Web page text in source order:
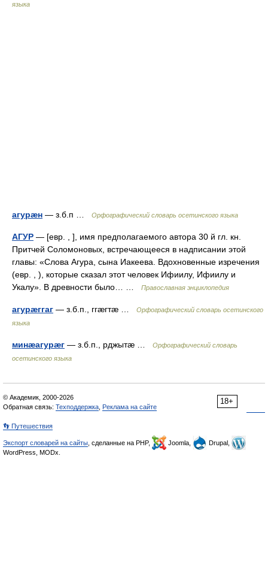
языка
агурæн — з.б.п … Орфографический словарь осетинского языка
АГУР — [евр. , ], имя предполагаемого автора 30 й гл. кн.
Притчей Соломоновых, встречающееся в надписании этой
главы: «Слова Агура, сына Иакеева. Вдохновенные изречения
(евр. , ), которые сказал этот человек Ифиилу, Ифиилу и
Укалу». В древности было… …
Православная энциклопедия
агурæггаг — з.б.п., ггæгтæ …
Орфографический словарь осетинского
языка
минæагурæг — з.б.п., рджытæ …
Орфографический словарь
осетинского языка
18+
© Академик, 2000-2026
Обратная связь: Техподдержка Реклама на сайте
👣 Путешествия
Экспорт словарей на сайты , сделанные на PHP, Joomla,
Drupal,
WordPress, MODx.